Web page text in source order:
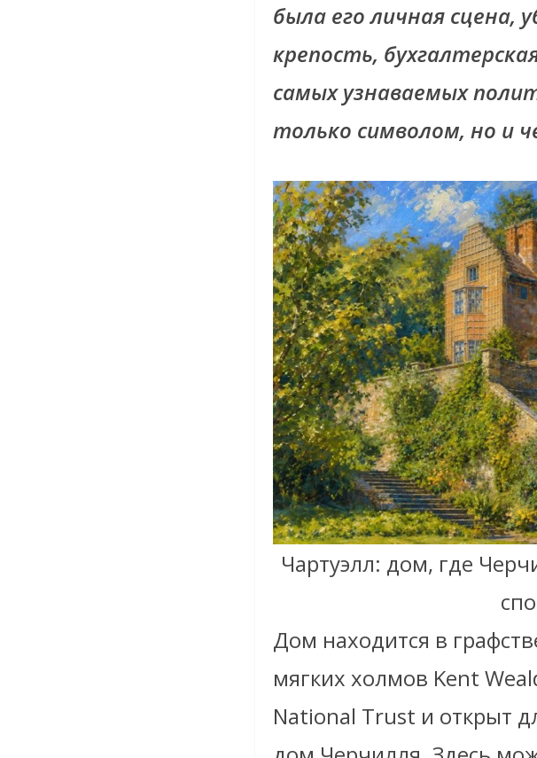
была его личная сцена,
крепость,
самых узнаваемых
только символом, но и
Чартуэлл: дом, где
Дом находится в
мягких холмов Kent
National Trust и открыт